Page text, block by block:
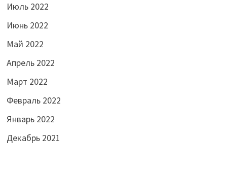
Июль 2022
Июнь 2022
Май 2022
Апрель 2022
Март 2022
Февраль 2022
Январь 2022
Декабрь 2021